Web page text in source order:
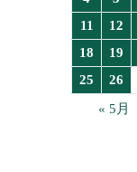
11
12
18
19
25
26
« 5月